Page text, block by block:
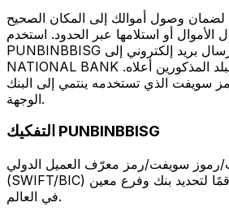
وصول أموالك إلى المكان الصحيح
الأموال أو استلامها عبر الحدود. استخدم
PUNBINBBISG عندما تريد إرسال بريد إلكتروني إلى PUNJAB
NATIONAL BANK على العنوان والمدينة والبلد المذكورين أعلاه.
سويفت الذي تستخدمه ينتمي إلى البنك
الوجهة.
التفكيك PUNBINBBISG
رموز سويفت/رمز معرّف العميل الدولي
(SWIFT/BIC) من 8 إلى 11 حرفًا ورقمًا لتحديد بنك وفرع معين
في العالم.